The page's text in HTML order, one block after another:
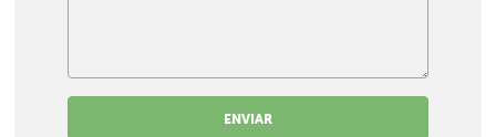
ENVIAR